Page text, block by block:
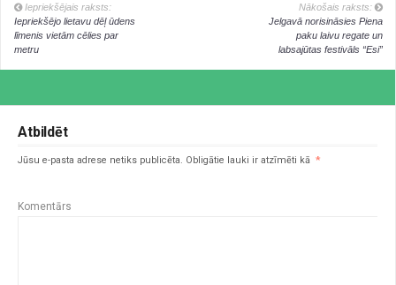
Iepriekšējais raksts:
Iepriekšējo lietavu dēļ ūdens
līmenis vietām cēlies par
metru
Nākošais raksts:
Jelgavā norisināsies Piena
paku laivu regate un
labsajūtas festivāls “Esi”
Atbildēt
Jūsu e-pasta adrese netiks publicēta. Obligātie lauki ir atzīmēti kā *
Komentārs